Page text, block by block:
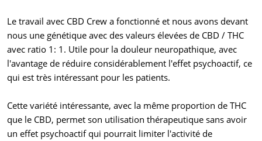
Le travail avec CBD Crew a fonctionné et nous avons devant
nous une génétique avec des valeurs élevées de CBD / THC
avec ratio 1: 1. Utile pour la douleur neuropathique, avec
l'avantage de réduire considérablement l'effet psychoactif, ce
qui est très intéressant pour les patients.
Cette variété intéressante, avec la même proportion de THC
que le CBD, permet son utilisation thérapeutique sans avoir
un effet psychoactif qui pourrait limiter l'activité de